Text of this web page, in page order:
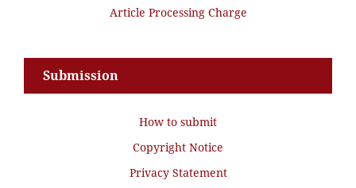
Article Processing Charge
Submission
How to submit
Copyright Notice
Privacy Statement